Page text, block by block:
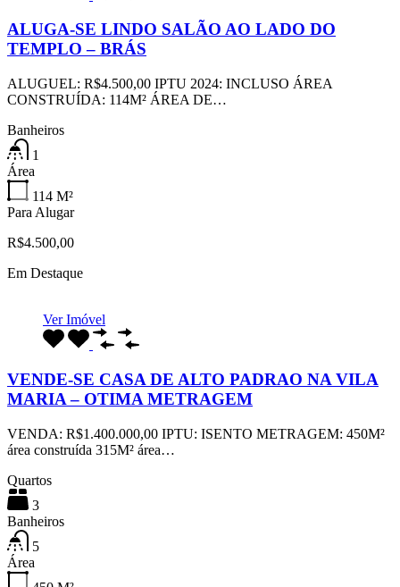
ALUGA-SE LINDO SALÃO AO LADO DO
TEMPLO – BRÁS
ALUGUEL: R$4.500,00 IPTU 2024: INCLUSO ÁREA
CONSTRUÍDA: 114M² ÁREA DE…
Banheiros
1
Área
114 M²
Para Alugar
R$4.500,00
Em Destaque
Ver Imóvel
VENDE-SE CASA DE ALTO PADRAO NA VILA
MARIA – OTIMA METRAGEM
VENDA: R$1.400.000,00 IPTU: ISENTO METRAGEM: 450M²
área construída 315M² área…
Quartos
3
Banheiros
5
Área